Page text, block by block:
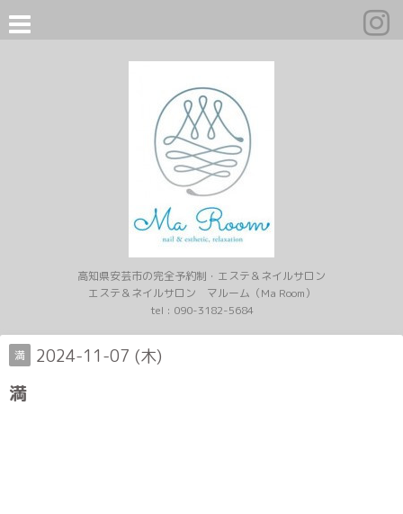
高知県安芸市の完全予約制・エステ＆ネイルサロン
エステ＆ネイルサロン マルーム（Ma Room）
tel : 090-3182-5684
満 2024-11-07 (木)
満